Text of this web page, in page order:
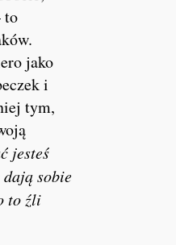
to
jako
i
tym,
jesteś
sobie
to źli